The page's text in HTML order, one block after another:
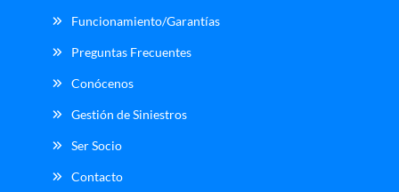
Funcionamiento/Garantías
Preguntas Frecuentes
Conócenos
Gestión de Siniestros
Ser Socio
Contacto